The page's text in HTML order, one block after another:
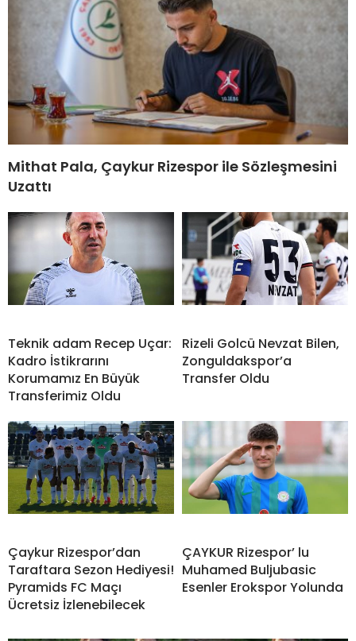
Mithat Pala, Çaykur Rizespor ile Sözleşmesini
Uzattı
Teknik adam Recep Uçar:
Kadro İstikrarını
Korumamız En Büyük
Transferimiz Oldu
Rizeli Golcü Nevzat Bilen,
Zonguldakspor’a
Transfer Oldu
Çaykur Rizespor’dan
Taraftara Sezon Hediyesi!
Pyramids FC Maçı
Ücretsiz İzlenebilecek
ÇAYKUR Rizespor’ lu
Muhamed Buljubasic
Esenler Erokspor Yolunda